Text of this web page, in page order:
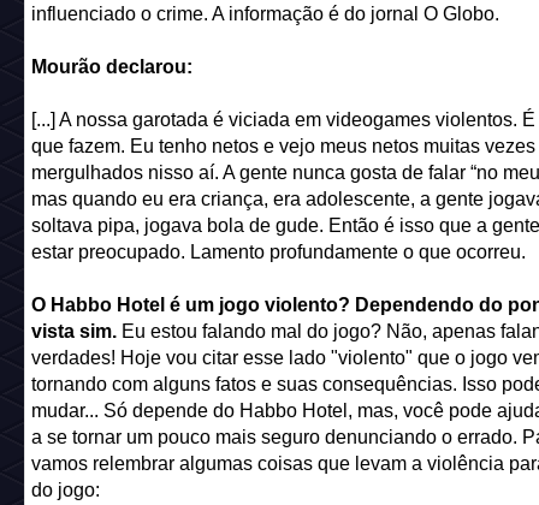
influenciado o crime. A informação é do jornal O Globo.
Mourão declarou:
[...] A nossa garotada é viciada em videogames violentos.
que fazem. Eu tenho netos e vejo meus netos muitas vezes
mergulhados nisso aí. A gente nunca gosta de falar “no
mas quando eu era criança, era adolescente, a gente
soltava pipa, jogava bola de gude. Então é isso que a
estar preocupado. Lamento profundamente o que ocorreu.
O Habbo Hotel é um jogo violento? Dependendo do
vista sim. Eu estou falando mal do jogo? Não, apenas
verdades! Hoje vou citar esse lado "violento" que o jogo
tornando com alguns fatos e suas consequências. Isso
mudar... Só depende do Habbo Hotel, mas, você pode
a se tornar um pouco mais seguro denunciando o errado.
vamos relembrar algumas coisas que levam a violência
do jogo: